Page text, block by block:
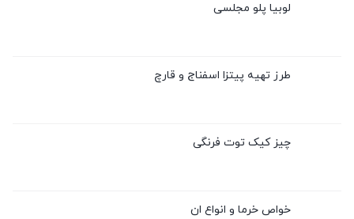
لوبیا پلو مجلسی
طرز تهیه پیتزا اسفناج و قارچ
چیز کیک توت فرنگی
خواص خرما و انواع ان